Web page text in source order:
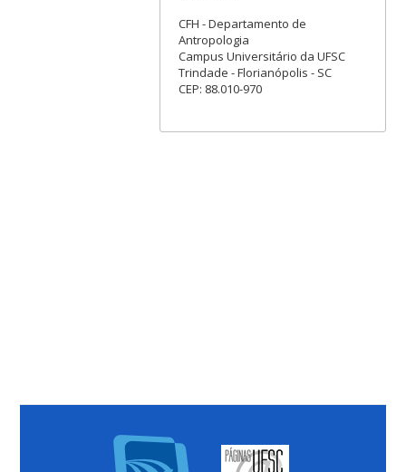
CFH - Departamento de
Antropologia
Campus Universitário da UFSC
Trindade - Florianópolis - SC
CEP: 88.010-970